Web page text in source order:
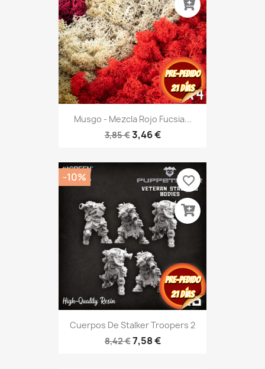
Musgo - Mezcla Rojo Fucsia...
3,85 €3,46 €
Cuerpos De Stalker Troopers 2
8,42 €7,58 €
-10% favorite_border